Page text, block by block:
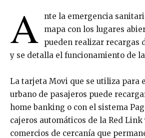
A
nte la emergencia
mapa con los lugares
pueden realizar recargas
y se detalla el funcionamiento de
La tarjeta Movi que se utiliza para
urbano de pasajeros puede
home banking o con el sistema
cajeros automáticos de la Red Link
comercios de cercanía que